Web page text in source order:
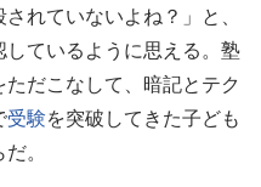
れていないよね？」と、
ているように思える。塾
だこなして、暗記とテク
受験を突破してきた子ども
。